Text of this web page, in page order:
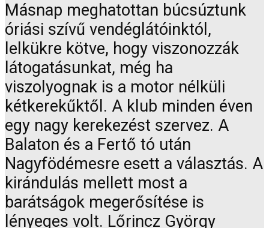
Másnap meghatottan búcsúztunk
óriási szívű vendéglátóinktól,
lelkükre kötve, hogy viszonozzák
látogatásunkat, még ha
viszolyognak is a motor nélküli
kétkerekűktől. A klub minden éven
egy nagy kerekezést szervez. A
Balaton és a Fertő tó után
Nagyfödémesre esett a választás. A
kirándulás mellett most a
barátságok megerősítése is
lényeges volt. Lőrincz György